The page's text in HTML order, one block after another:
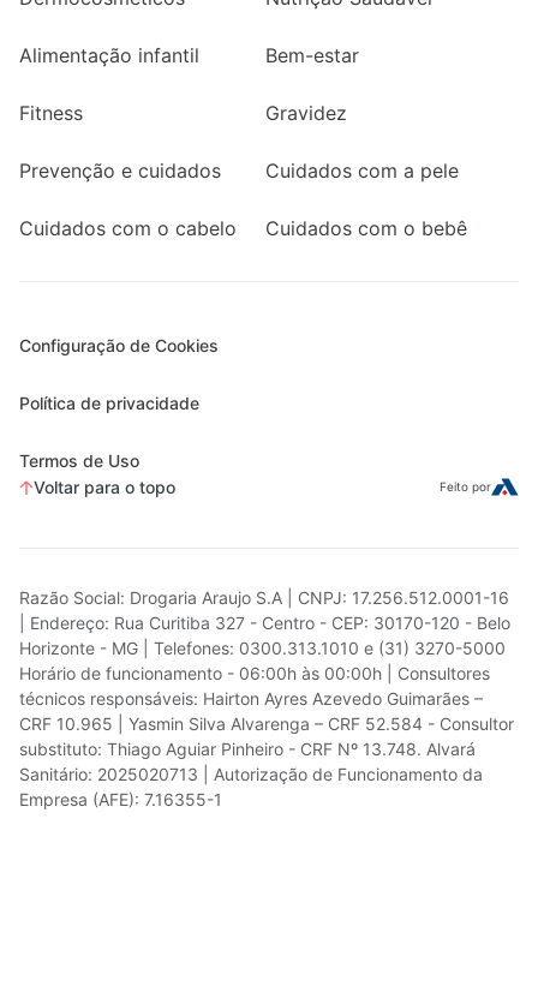
Alimentação infantil Bem-estar
Fitness Gravidez
Prevenção e cuidados Cuidados com a pele
Cuidados com o cabelo Cuidados com o bebê
Configuração de Cookies
Política de privacidade
Termos de Uso
Voltar para o topo
Feito por
Razão Social: Drogaria Araujo S.A | CNPJ: 17.256.512.0001-16
| Endereço: Rua Curitiba 327 - Centro - CEP: 30170-120 - Belo
Horizonte - MG | Telefones: 0300.313.1010 e (31) 3270-5000
Horário de funcionamento - 06:00h às 00:00h | Consultores
técnicos responsáveis: Hairton Ayres Azevedo Guimarães –
CRF 10.965 | Yasmin Silva Alvarenga – CRF 52.584 - Consultor
substituto: Thiago Aguiar Pinheiro - CRF Nº 13.748. Alvará
Sanitário: 2025020713 | Autorização de Funcionamento da
Empresa (AFE): 7.16355-1